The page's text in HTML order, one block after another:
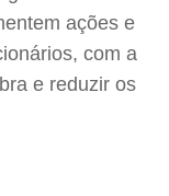
ações e
com a
e reduzir os